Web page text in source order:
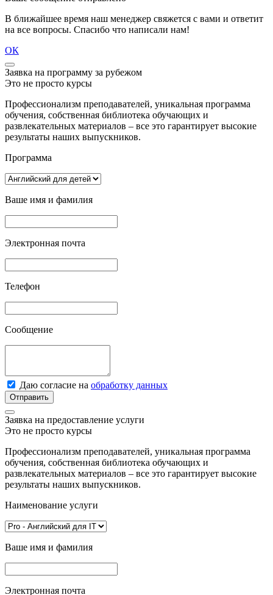
В ближайшее время наш менеджер свяжется с вами и ответит
на все вопросы. Спасибо что написали нам!
ОК
Заявка на программу за рубежом
Это не просто курсы
Профессионализм преподавателей, уникальная программа
обучения, собственная библиотека обучающих и
развлекательных материалов – все это гарантирует высокие
результаты наших выпускников.
Программа
Ваше имя и фамилия
Электронная почта
Телефон
Сообщение
Даю согласие на обработку данных
Отправить
Заявка на предоставление услуги
Это не просто курсы
Профессионализм преподавателей, уникальная программа
обучения, собственная библиотека обучающих и
развлекательных материалов – все это гарантирует высокие
результаты наших выпускников.
Наименование услуги
Ваше имя и фамилия
Электронная почта